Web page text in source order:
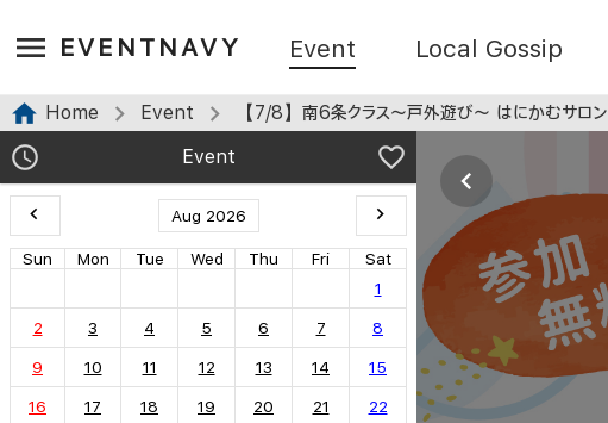
EVENTNAVY Event Local Gossip
Home Event
【7/8】南6条クラス〜戸外遊び〜 はにかむサロン
Event
Aug 2026
Sun Mon Tue Wed Thu Fri
Sat
1
2 3 4 5 6 7 8
9 10 11 12 13 14 15
16 17 18 19 20 21 22